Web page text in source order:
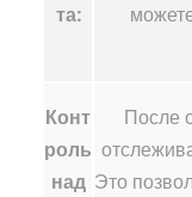
та:
Конт
роль
над
После
Это